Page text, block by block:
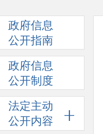
政府信息
公开指南
政府信息
公开制度
法定主动
公开内容